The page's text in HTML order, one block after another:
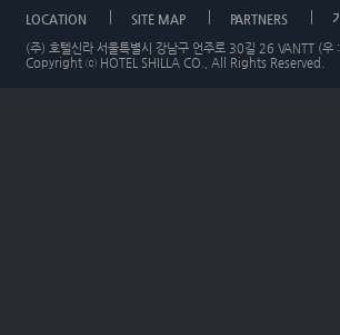
LOCATION SITE MAP PARTNERS
(주) 호텔신라 서울특별시 강남구 언주로 30길 26 VANTT (
Copyright ⓒ HOTEL SHILLA CO., All Rights Reserved.